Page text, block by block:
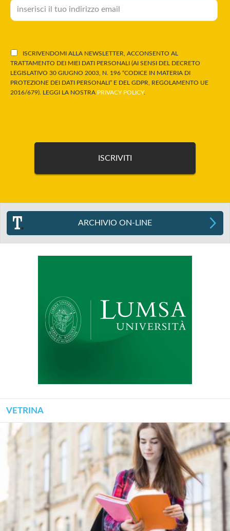
ISCRIVENDOMI ALLA NEWSLETTER, ACCONSENTO AL
TRATTAMENTO DEI MIEI DATI PERSONALI (AI SENSI DEL DECRETO
LEGISLATIVO 30 GIUGNO 2003, N. 196 “CODICE IN MATERIA DI
PROTEZIONE DEI DATI PERSONALI” E DEL GDPR, REGOLAMENTO UE
2016/679). LEGGI LA NOSTRA PRIVACY POLICY.
ARCHIVIO ON-LINE
VETRINA